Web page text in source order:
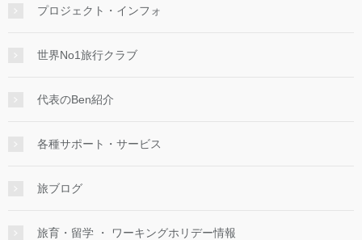
プロジェクト・インフォ
世界No1旅行クラブ
代表のBen紹介
各種サポート・サービス
旅ブログ
旅育・留学 ・ ワーキングホリデー情報